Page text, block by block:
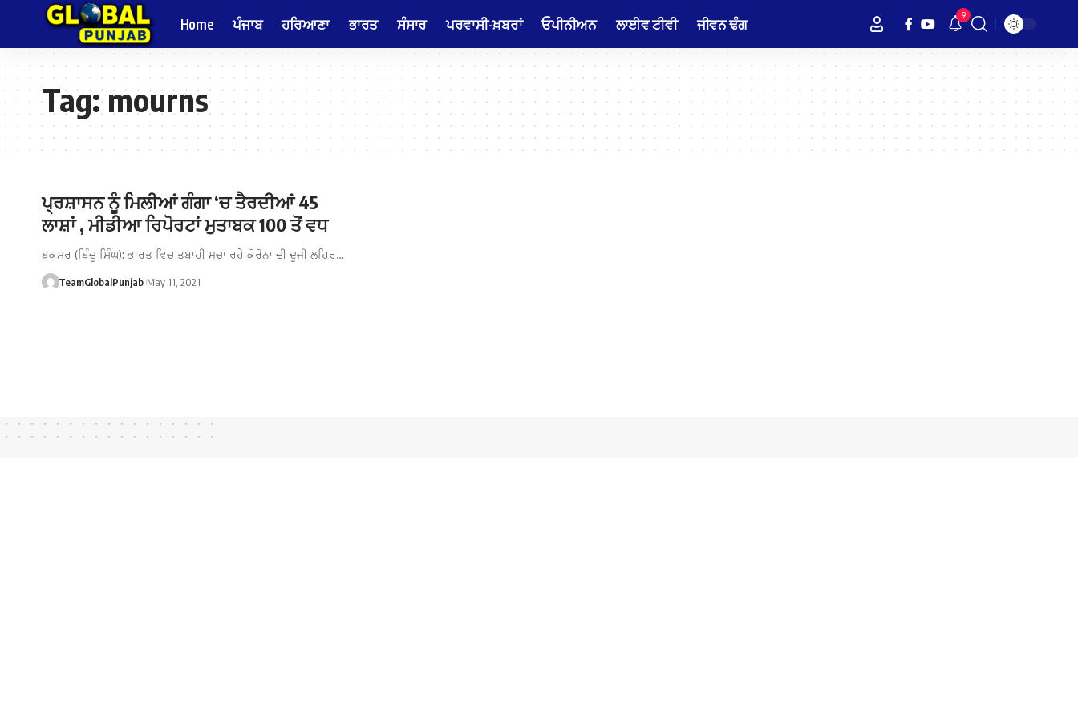
Home ਪੰਜਾਬ ਹਰਿਆਣਾ ਭਾਰਤ ਸੰਸਾਰ ਪਰਵਾਸੀ-ਖ਼ਬਰਾਂ ਓਪੀਨੀਅਨ ਲਾਈਵ ਟੀਵੀ ਜੀਵਨ ਢੰਗ 9
Tag:mourns
ਪ੍ਰਸ਼ਾਸਨ ਨੂੰ ਮਿਲੀਆਂ ਗੰਗਾ ‘ਚ ਤੈਰਦੀਆਂ 45
ਲਾਸ਼ਾਂ , ਮੀਡੀਆ ਰਿਪੋਰਟਾਂ ਮੁਤਾਬਕ 100 ਤੋਂ ਵਧ
ਬਕਸਰ (ਬਿੰਦੂ ਸਿੰਘ): ਭਾਰਤ ਵਿਚ ਤਬਾਹੀ ਮਚਾ ਰਹੇ ਕੋਰੋਨਾ ਦੀ ਦੂਜੀ ਲਹਿਰ…
TeamGlobalPunjab May 11, 2021